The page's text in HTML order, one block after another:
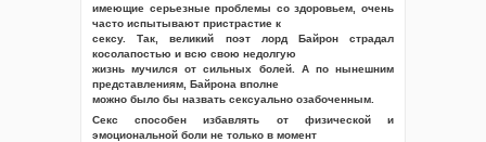
имеющие серьезные проблемы со здоровьем, очень
часто испытывают пристрастие к
сексу. Так, великий поэт лорд Байрон страдал
косолапостью и всю свою недолгую
жизнь мучился от сильных болей. А по нынешним
представлениям, Байрона вполне
можно было бы назвать сексуально озабоченным.
Секс способен избавлять от физической и
эмоциональной боли не только в момент